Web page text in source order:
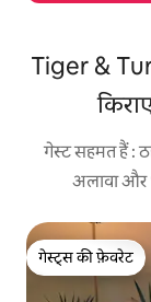
Tiger &
गेस्ट सहमत हैं :
अलावा और
गेस्ट्स की फ़ेवरेट
गेस्ट्स की फ़ेवरेट